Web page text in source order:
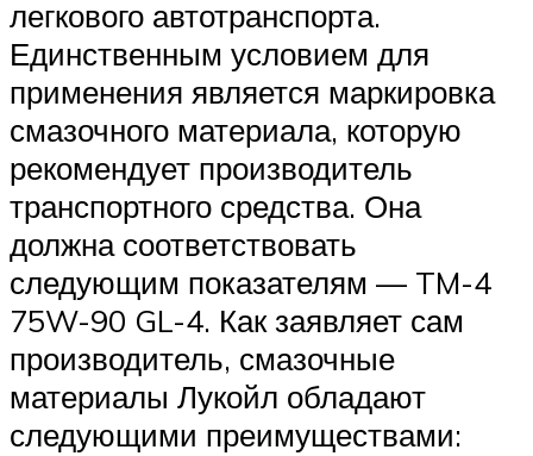
легкового автотранспорта.
Единственным условием для
применения является маркировка
смазочного материала, которую
рекомендует производитель
транспортного средства. Она
должна соответствовать
следующим показателям — TM-4
75W-90 GL-4. Как заявляет сам
производитель, смазочные
материалы Лукойл обладают
следующими преимуществами: